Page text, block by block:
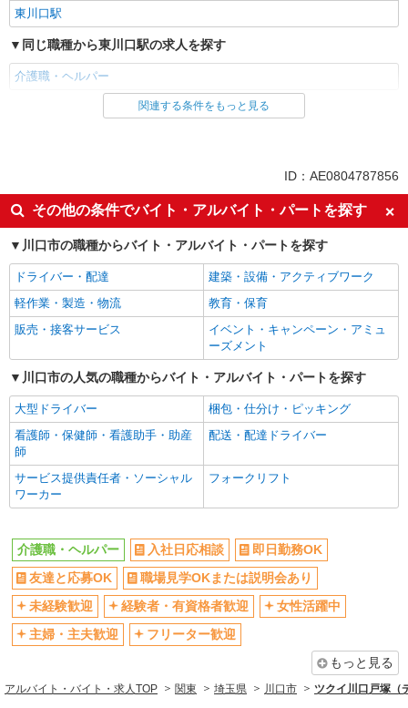
東川口駅
同じ職種から東川口駅の求人を探す
介護職・ヘルパー
同じ雇用形態から東川口駅の求人を探す
入社日応相談
即日勤務OK
友達と応募OK
職場見学OKまたは説明会あり
未経験歓迎
経験者・有資格者歓迎
女性活躍中
主婦・主夫歓迎
フリーター歓迎
学歴不問
ブランクOK
ミドル（40代～）活躍中
エルダー（50代～）活躍中
昇給あり
禁煙・分煙
バイク通勤OK
自転車通勤OK
残業ほぼなし
副業・WワークOK
転勤なし
交通費支給
社会保険あり
産休・育休取得実績あり
ティブなど）あり
研修制度あり
社員登用あり
資格取得支援制度あり
髪型・髪色自由
髭（ひげ）OK
ネイルOK
同じ職種から求人を探す
関連する条件をもっと見る
ID：AE0804787856
その他の条件でバイト・アルバイト・パートを探す
川口市の職種からバイト・アルバイト・パートを探す
ドライバー・配達
建築・設備・アクティブワーク
軽作業・製造・物流
教育・保育
販売・接客サービス
イベント・キャンペーン・アミュ
ーズメント
川口市の人気の職種からバイト・アルバイト・パートを探す
大型ドライバー
梱包・仕分け・ピッキング
看護師・保健師・看護助手・助産
師
配送・配達ドライバー
サービス提供責任者・ソーシャル
ワーカー
フォークリフト
介護職・ヘルパー 入社日応相談
即日勤務OK
友達と応募OK
職場見学OKまたは説明会あり
未経験歓迎
経験者・有資格者歓迎
女性活躍中
主婦・主夫歓迎
フリーター歓迎
もっと見る
アルバイト・バイト・求人TOP 関東 埼玉県 川口市 ツクイ川口戸塚（